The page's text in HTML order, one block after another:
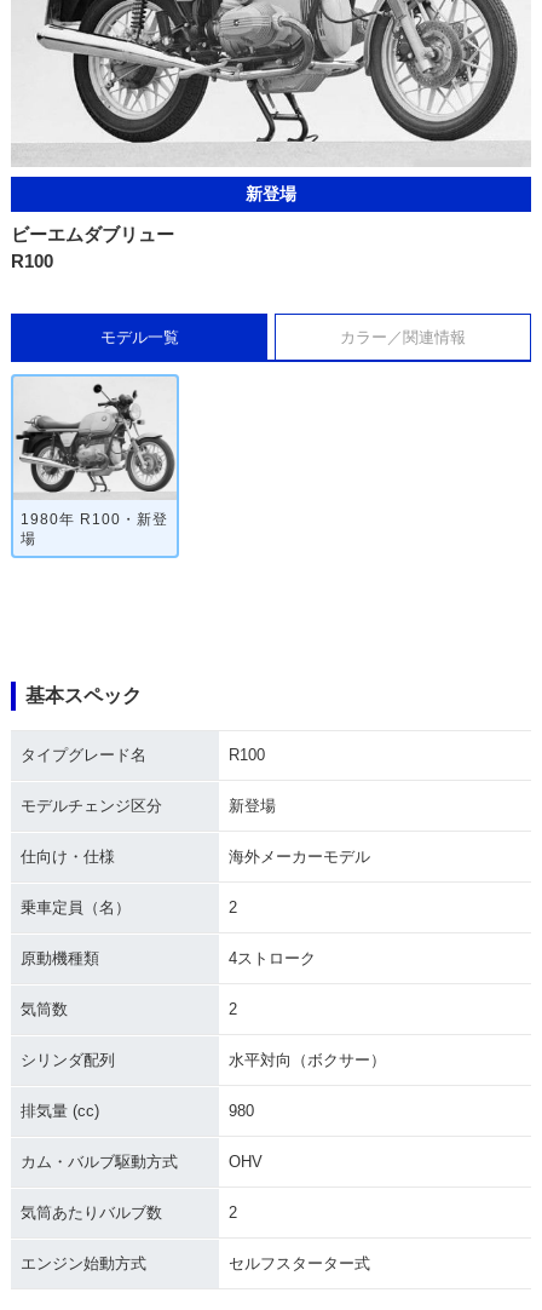
新登場
ビーエムダブリュー
R100
モデル一覧 カラー／関連情報
1980年 R100・新登
場
基本スペック
タイプグレード名 R100
モデルチェンジ区分 新登場
仕向け・仕様 海外メーカーモデル
乗車定員（名） 2
原動機種類 4ストローク
気筒数 2
シリンダ配列 水平対向（ボクサー）
排気量 (cc) 980
カム・バルブ駆動方式 OHV
気筒あたりバルブ数 2
エンジン始動方式 セルフスターター式